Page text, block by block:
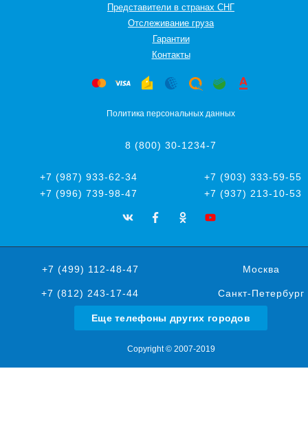
Представители в странах СНГ
Oтслеживание груза
Гарантии
Контакты
Политика персональных данных
8 (800) 30-1234-7
+7 (987) 933-62-34
+7 (903) 333-59-55
+7 (996) 739-98-47
+7 (937) 213-10-53
+7 (499) 112-48-47 Москва
+7 (812) 243-17-44 Санкт-Петербург
Еще телефоны других городов
Copyright © 2007-2019